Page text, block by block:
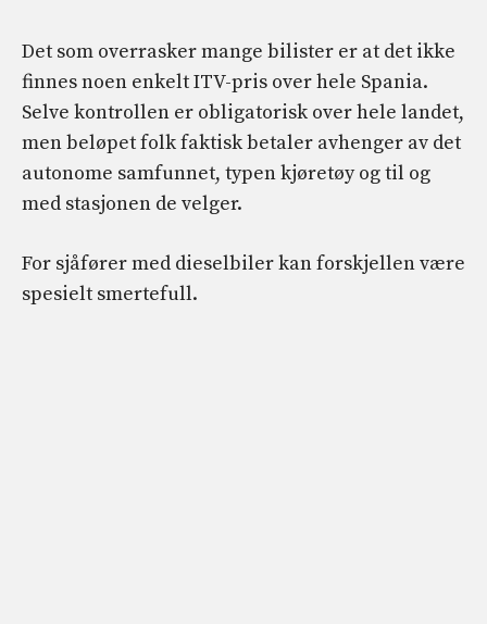
Det som overrasker mange bilister er at det ikke
finnes noen enkelt ITV-pris over hele Spania.
Selve kontrollen er obligatorisk over hele landet,
men beløpet folk faktisk betaler avhenger av det
autonome samfunnet, typen kjøretøy og til og
med stasjonen de velger.
For sjåfører med dieselbiler kan forskjellen være
spesielt smertefull.